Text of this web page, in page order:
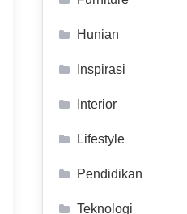
Hunian
Inspirasi
Interior
Lifestyle
Pendidikan
Teknologi